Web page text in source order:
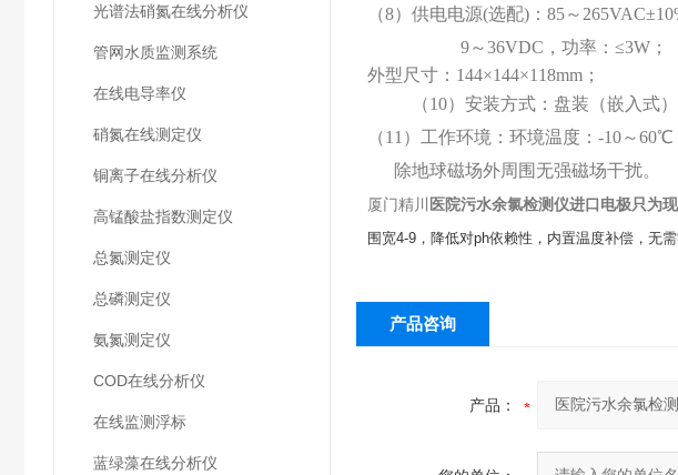
光谱法硝氮在线分析仪
管网水质监测系统
在线电导率仪
硝氮在线测定仪
铜离子在线分析仪
高锰酸盐指数测定仪
总氮测定仪
总磷测定仪
氨氮测定仪
COD在线分析仪
在线监测浮标
蓝绿藻在线分析仪
（8） 供电电源(选配)：85～ 265
9～36VDC，功率：≤3W；
外型尺寸：144×144×118mm；
（10）安装方式：盘装（嵌入式）
（11）工作环境：环境温度：-10～
除地球磁场外周围无强磁场干扰。
厦门精川 医院污水余氯检测仪进口电极只为
围宽4-9，降低对ph依赖性，内置温度补偿，无
产品咨询
产品：